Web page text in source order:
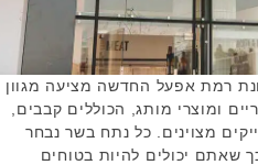
רמת אפעל החדשה מציעה מגוון
ומוצרי מותג, הכוללים קבבים,
מצוינים. כל נתח בשר נבחר
שאתם יכולים להיות בטוחים